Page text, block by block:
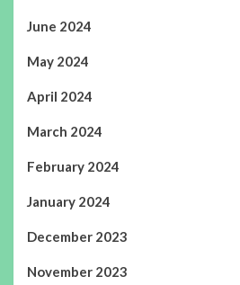
June 2024
May 2024
April 2024
March 2024
February 2024
January 2024
December 2023
November 2023